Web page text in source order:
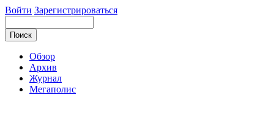
Войти Зарегистрироваться
Обзор
Архив
Журнал
Мегаполис